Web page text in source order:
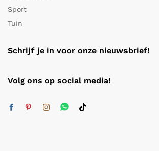
Sport
Tuin
Schrijf je in voor onze nieuwsbrief!
Volg ons op social media!